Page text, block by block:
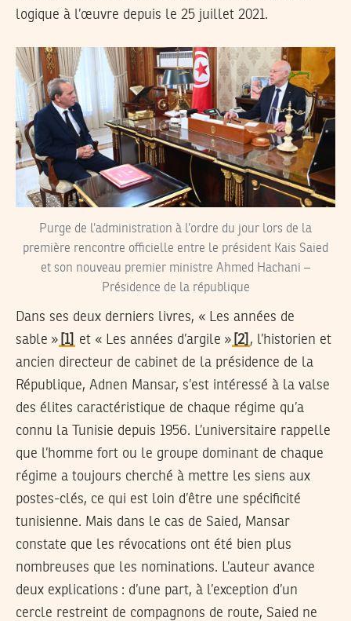
logique à l’œuvre depuis le 25 juillet 2021.
Purge de l’administration à l’ordre du jour lors de la
première rencontre officielle entre le président Kais Saied
et son nouveau premier ministre Ahmed Hachani –
Présidence de la république
Dans ses deux derniers livres, « Les années de
sable » [1] et « Les années d’argile » [2] , l’historien et
ancien directeur de cabinet de la présidence de la
République, Adnen Mansar, s’est intéressé à la valse
des élites caractéristique de chaque régime qu’a
connu la Tunisie depuis 1956. L’universitaire rappelle
que l’homme fort ou le groupe dominant de chaque
régime a toujours cherché à mettre les siens aux
postes-clés, ce qui est loin d’être une spécificité
tunisienne. Mais dans le cas de Saied, Mansar
constate que les révocations ont été bien plus
nombreuses que les nominations. L’auteur avance
deux explications : d’une part, à l’exception d’un
cercle restreint de compagnons de route, Saied ne